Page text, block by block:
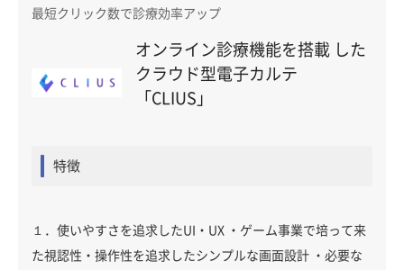
最短クリック数で診療効率アップ
オンライン診療機能を搭載 した
クラウド型電子カルテ
「CLIUS」
特徴
１．使いやすさを追求したUI・UX ・ゲーム事業で培って来
た視認性・操作性を追求したシンプルな画面設計 ・必要な